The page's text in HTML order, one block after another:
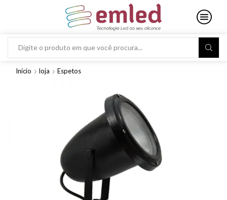
Search
Início loja Espetos